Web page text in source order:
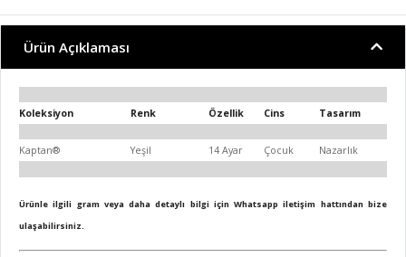
Ürün Açıklaması
Koleksiyon Renk Özellik Cins Tasarım
Kaptan® Yeşil 14 Ayar Çocuk Nazarlık
Ürünle ilgili gram veya daha detaylı bilgi için Whatsapp iletişim hattından bize
ulaşabilirsiniz.